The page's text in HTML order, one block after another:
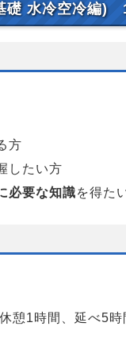
礎 水冷空冷編)
方
したい方
必要な知識を得た
1時間、延べ5時